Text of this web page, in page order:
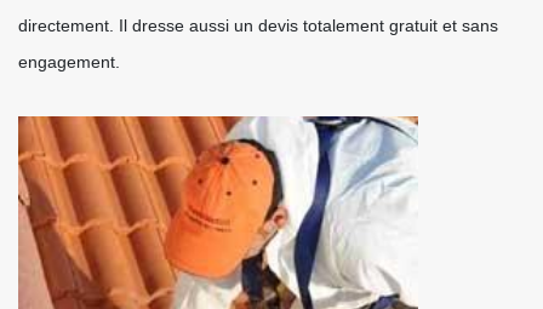
directement. Il dresse aussi un devis totalement gratuit et sans
engagement.